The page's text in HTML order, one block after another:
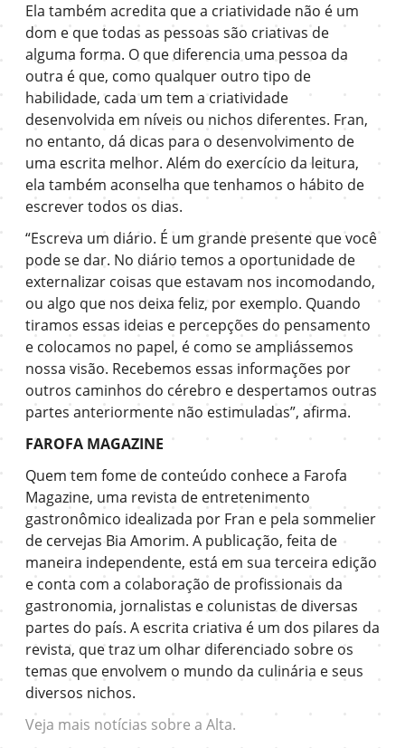
Ela também acredita que a criatividade não é um
dom e que todas as pessoas são criativas de
alguma forma. O que diferencia uma pessoa da
outra é que, como qualquer outro tipo de
habilidade, cada um tem a criatividade
desenvolvida em níveis ou nichos diferentes. Fran,
no entanto, dá dicas para o desenvolvimento de
uma escrita melhor. Além do exercício da leitura,
ela também aconselha que tenhamos o hábito de
escrever todos os dias.
“Escreva um diário. É um grande presente que você
pode se dar. No diário temos a oportunidade de
externalizar coisas que estavam nos incomodando,
ou algo que nos deixa feliz, por exemplo. Quando
tiramos essas ideias e percepções do pensamento
e colocamos no papel, é como se ampliássemos
nossa visão. Recebemos essas informações por
outros caminhos do cérebro e despertamos outras
partes anteriormente não estimuladas”, afirma.
FAROFA MAGAZINE
Quem tem fome de conteúdo conhece a Farofa
Magazine, uma revista de entretenimento
gastronômico idealizada por Fran e pela sommelier
de cervejas Bia Amorim. A publicação, feita de
maneira independente, está em sua terceira edição
e conta com a colaboração de profissionais da
gastronomia, jornalistas e colunistas de diversas
partes do país. A escrita criativa é um dos pilares da
revista, que traz um olhar diferenciado sobre os
temas que envolvem o mundo da culinária e seus
diversos nichos.
Veja mais notícias sobre a Alta.